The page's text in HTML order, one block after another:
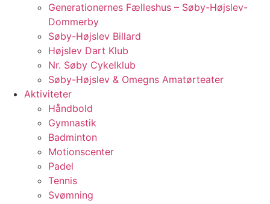
Generationernes Fælleshus – Søby-Højslev-
Dommerby
Søby-Højslev Billard
Højslev Dart Klub
Nr. Søby Cykelklub
Søby-Højslev & Omegns Amatørteater
Aktiviteter
Håndbold
Gymnastik
Badminton
Motionscenter
Padel
Tennis
Svømning